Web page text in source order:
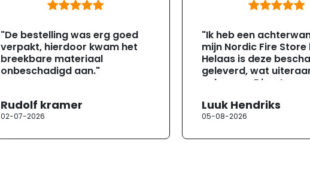
"De bestelling was erg goed
verpakt, hierdoor kwam het
breekbare materiaal
onbeschadigd aan."
Rudolf kramer
02-07-2026
"Ik heb een
mijn Nordic Fire
Helaas is deze
geleverd, wat
gebeuren. Direct na
opgenomen met de
klantenservice. Helaas
erg moeizaam;
Luuk Hendriks
05-08-2026